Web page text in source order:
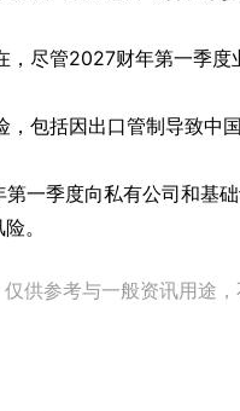
尽管2027财年第一季
包括因出口管制导致中
一季度向私有公司和基
。
供参考与一般资讯用途，